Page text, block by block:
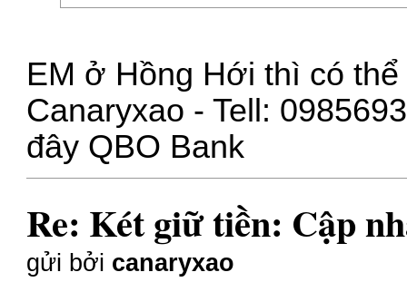
EM ở Hồng Hới thì có
Canaryxao - Tell:
đây QBO Bank
Re: Két giữ tiền: Cập
gửi bởi canaryxao